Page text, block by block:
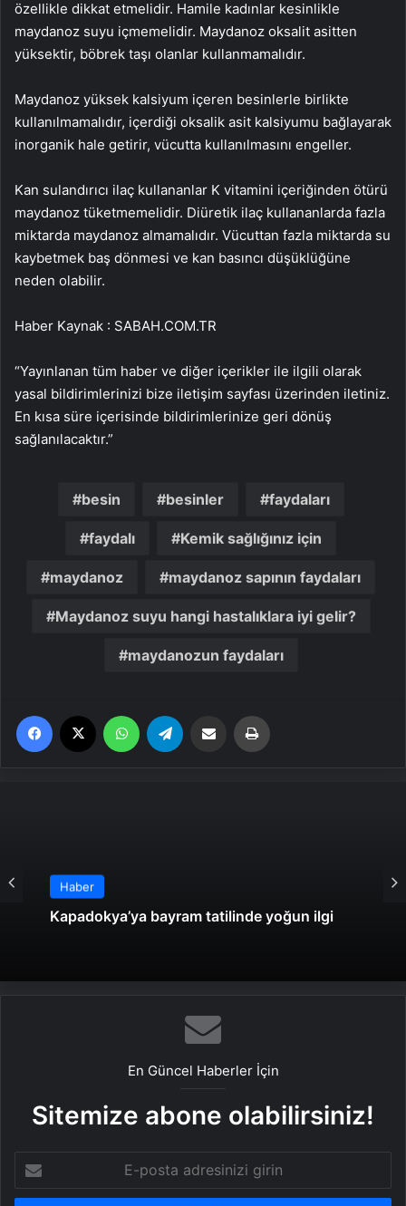
özellikle dikkat etmelidir. Hamile kadınlar kesinlikle
maydanoz suyu içmemelidir. Maydanoz oksalit asitten
yüksektir, böbrek taşı olanlar kullanmamalıdır.
Maydanoz yüksek kalsiyum içeren besinlerle birlikte
kullanılmamalıdır, içerdiği oksalik asit kalsiyumu bağlayarak
inorganik hale getirir, vücutta kullanılmasını engeller.
Kan sulandırıcı ilaç kullananlar K vitamini içeriğinden ötürü
maydanoz tüketmemelidir. Diüretik ilaç kullananlarda fazla
miktarda maydanoz almamalıdır. Vücuttan fazla miktarda su
kaybetmek baş dönmesi ve kan basıncı düşüklüğüne
neden olabilir.
Haber Kaynak : SABAH.COM.TR
“Yayınlanan tüm haber ve diğer içerikler ile ilgili olarak
yasal bildirimlerinizi bize iletişim sayfası üzerinden iletiniz.
En kısa süre içerisinde bildirimlerinize geri dönüş
sağlanılacaktır.”
besin besinler faydaları
faydalı Kemik sağlığınız için
maydanoz maydanoz sapının faydaları
Maydanoz suyu hangi hastalıklara iyi gelir?
maydanozun faydaları
Facebook WhatsApp Email'den paylaş
Haber
Kapadokya’ya bayram tatilinde yoğun ilgi
En Güncel Haberler İçin
Sitemize abone olabilirsiniz!
posta
adresinizi